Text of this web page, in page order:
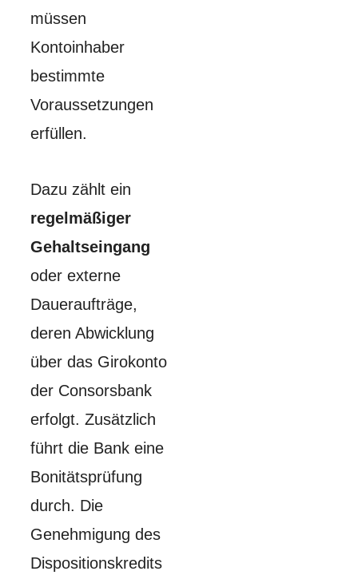
müssen
Kontoinhaber
bestimmte
Voraussetzungen
erfüllen.
Dazu zählt ein
regelmäßiger
Gehaltseingang
oder externe
Daueraufträge,
deren Abwicklung
über das Girokonto
der Consorsbank
erfolgt. Zusätzlich
führt die Bank eine
Bonitätsprüfung
durch. Die
Genehmigung des
Dispositionskredits